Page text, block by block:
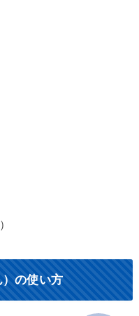
の使い方